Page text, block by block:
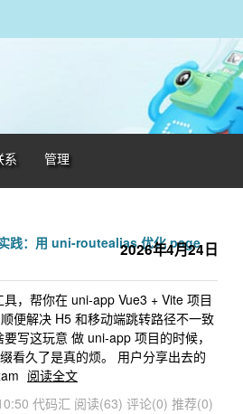
系 管理
2026年4月24日
践：用 uni-routealias 优化 page
，帮你在 uni-app Vue3 + Vite 项目
便解决 H5 和移动端跳转路径不一致
写这玩意 做 uni-app 项目的时候，
看久了是真的烦。 用户分享出去的
阅读全文
代码汇 阅读(63) 评论(0) 推荐(0)